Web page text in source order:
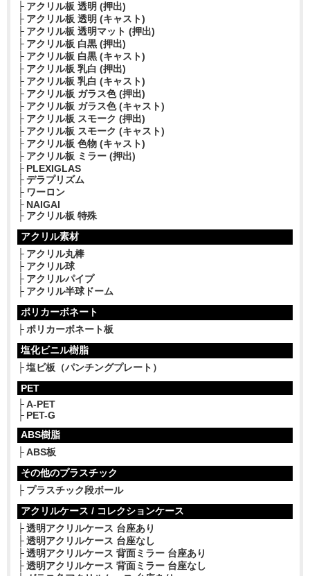
アクリル板 透明 (押出)
アクリル板 透明 (キャスト)
アクリル板 透明マット (押出)
アクリル板 白黒 (押出)
アクリル板 白黒 (キャスト)
アクリル板 乳白 (押出)
アクリル板 乳白 (キャスト)
アクリル板 ガラス色 (押出)
アクリル板 ガラス色 (キャスト)
アクリル板 スモーク (押出)
アクリル板 スモーク (キャスト)
アクリル板 色物 (キャスト)
アクリル板 ミラー (押出)
PLEXIGLAS
デラプリズム
ワーロン
NAIGAI
アクリル板 特殊
アクリル素材
アクリル丸棒
アクリル球
アクリルパイプ
アクリル半球ドーム
ポリカーボネート
ポリカーボネート板
塩化ビニル樹脂
塩ビ板（パンチングプレート）
PET
A-PET
PET-G
ABS樹脂
ABS板
その他のプラスチック
プラスチック段ボール
アクリルケース / コレクションケース
透明アクリルケース 台座あり
透明アクリルケース 台座なし
透明アクリルケース 背面ミラー 台座あり
透明アクリルケース 背面ミラー 台座なし